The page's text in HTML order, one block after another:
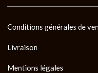
Conditions générales de
Livraison
Mentions légales